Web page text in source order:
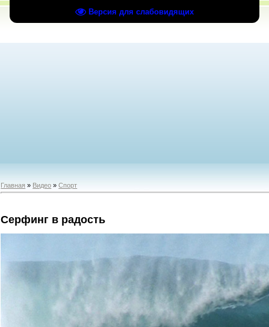
Версия для слабовидящих
Главная » Видео »Спорт
Серфинг в радость